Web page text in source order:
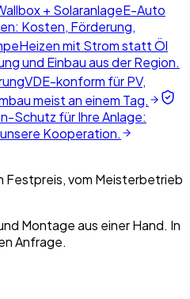
+ SolaranlageE-Auto
Kosten, Förderung,
Heizen mit Strom statt Öl
und Einbau aus der Region.
VDE-konform für PV,
meist an einem Tag.
Schutz für Ihre Anlage:
Kooperation.
Festpreis, vom Meisterbetrieb
Montage aus einer Hand. In
Anfrage.